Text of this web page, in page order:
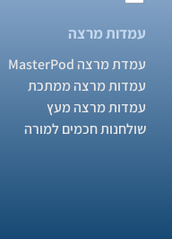
עמדות מרצה
עמדת מרצה MasterPod
עמדות מרצה ממתכת
עמדות מרצה מעץ
שולחנות חכמים למורה